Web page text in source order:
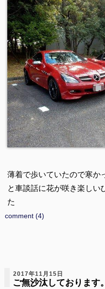
薄着で歩いていたので寒か
と車談話に花が咲き楽しい
た
comment (4)
2017年11月15日
ご無沙汰しております